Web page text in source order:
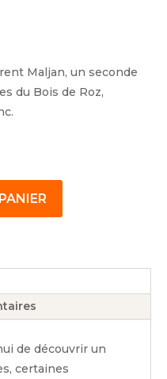
Maljan, un seconde
du Bois de Roz,
de découvrir un
certaines